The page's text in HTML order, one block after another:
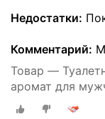
Недостатки:
Комментарий:
Товар —
аромат для